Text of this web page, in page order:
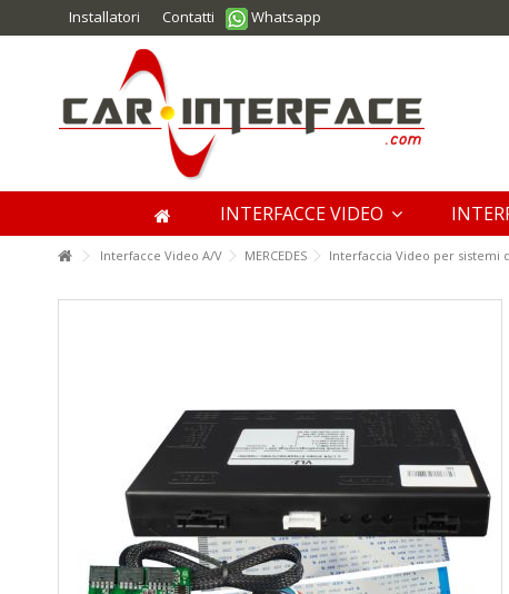
Installatori Contatti Whatsapp
INTERFACCE VIDEO
Interfacce Video A/V MERCEDES Interfaccia Video per sistemi